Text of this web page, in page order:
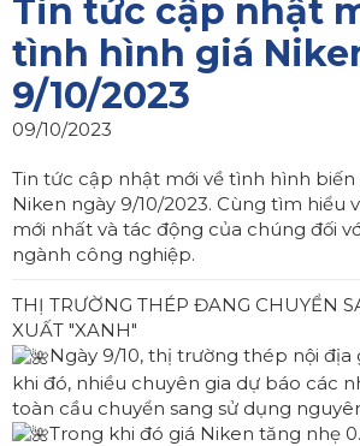
Tin tức cập nhật
tình hình giá
9/10/2023
09/10/2023
Tin tức cập nhật mới về tình hình biến
Niken ngày 9/10/2023. Cùng tìm hiểu
mới nhất và tác động của chúng đối
ngành công nghiệp.
THỊ TRƯỜNG THÉP ĐANG CHUYỂN
XUẤT "XANH"
Ngày 9/10, thị trường thép nội địa
khi đó, nhiều chuyên gia dự báo các
toàn cầu chuyển sang sử dụng
Trong khi đó giá Niken tăng nhẹ